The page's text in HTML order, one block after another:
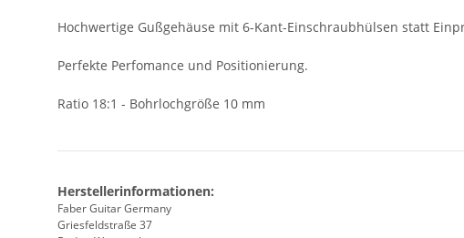
Hochwertige Gußgehäuse mit 6-Kant-Einschraubhülsen statt
Perfekte Perfomance und Positionierung.
Ratio 18:1 - Bohrlochgröße 10 mm
Herstellerinformationen:
Faber Guitar Germany
Griesfeldstraße 37